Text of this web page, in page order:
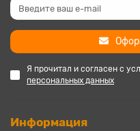
Я прочитал и согласен с
персональных данных
Информация